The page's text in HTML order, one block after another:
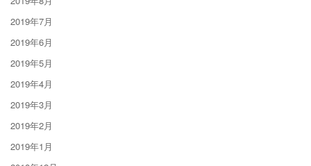
2019年7月
2019年6月
2019年5月
2019年4月
2019年3月
2019年2月
2019年1月